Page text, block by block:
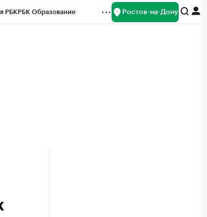
РБКРБК Образование Ростов-на-Дону